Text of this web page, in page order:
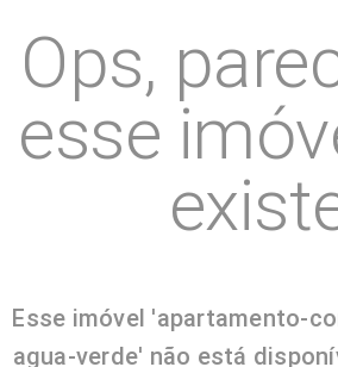
Ops,
esse
Esse imóvel 'apartamento-
agua-verde' não está